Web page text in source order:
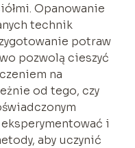
Opanowanie
technik
potraw
pozwolą cieszyć
na
od tego, czy
i
aby uczynić